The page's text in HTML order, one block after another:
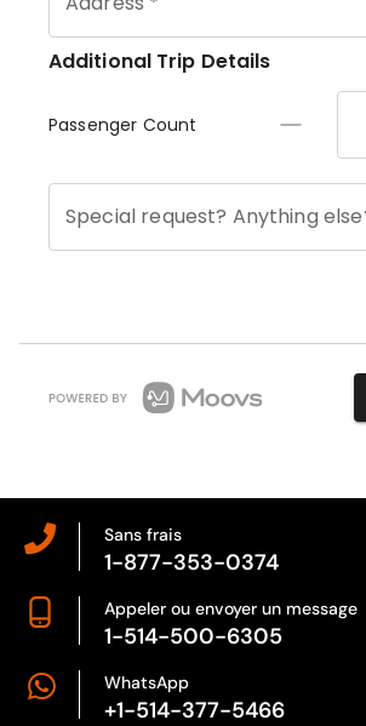
Sans frais
1-877-353-0374
Appeler ou envoyer un message
1-514-500-6305
WhatsApp
+1-514-377-5466